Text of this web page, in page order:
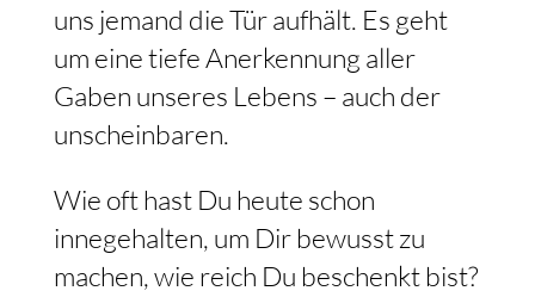
uns jemand die Tür aufhält. Es geht
um eine tiefe Anerkennung aller
Gaben unseres Lebens – auch der
unscheinbaren.
Wie oft hast Du heute schon
innegehalten, um Dir bewusst zu
machen, wie reich Du beschenkt bist?